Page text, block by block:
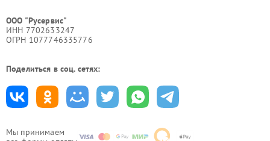
Мы принимаем
ООО "Русервис"
ИНН 7702633247
ОГРН 1077746335776
Поделиться в соц. сетях: